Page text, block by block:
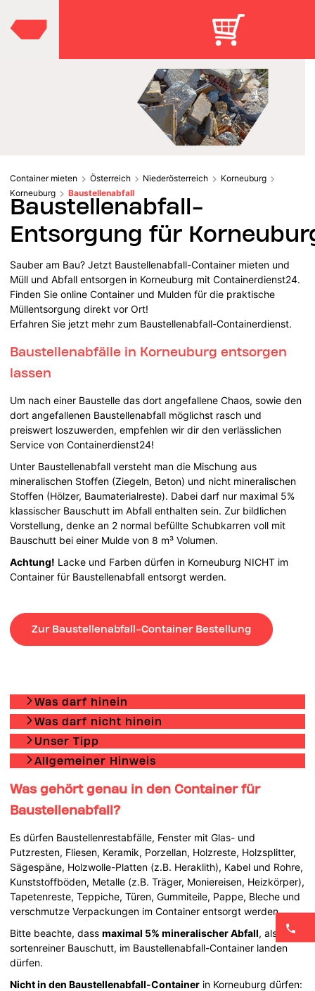
Container mieten Österreich Niederösterreich
Korneuburg
Korneuburg
Baustellenabfall
Baustellenabfall-
Entsorgung für
Sauber am Bau? Jetzt Baustellenabfall-Container mieten und
Müll und Abfall entsorgen in Korneuburg mit Containerdienst24.
Finden Sie online Container und Mulden für die praktische
Müllentsorgung direkt vor Ort!
Erfahren Sie jetzt mehr zum Baustellenabfall-Containerdienst.
Baustellenabfälle in Korneuburg entsorgen
lassen
Um nach einer Baustelle das dort angefallene Chaos, sowie den
dort angefallenen Baustellenabfall möglichst rasch und
preiswert loszuwerden, empfehlen wir dir den verlässlichen
Service von Containerdienst24!
Unter Baustellenabfall versteht man die Mischung aus
mineralischen Stoffen (Ziegeln, Beton) und nicht mineralischen
Stoffen (Hölzer, Baumaterialreste). Dabei darf nur maximal 5%
klassischer Bauschutt im Abfall enthalten sein. Zur bildlichen
Vorstellung, denke an 2 normal befüllte Schubkarren voll mit
Bauschutt bei einer Mulde von 8 m³ Volumen.
Achtung! Lacke und Farben dürfen in Korneuburg NICHT im
Container für Baustellenabfall entsorgt werden.
Zur Baustellenabfall-Container Bestellung
Was darf hinein
Was darf nicht hinein
Unser Tipp
Allgemeiner Hinweis
Was gehört genau in den Container für
Baustellenabfall?
Es dürfen Baustellenrestabfälle, Fenster mit Glas- und
Putzresten, Fliesen, Keramik, Porzellan, Holzreste, Holzsplitter,
Sägespäne, Holzwolle-Platten (z.B. Heraklith), Kabel und Rohre,
Kunststoffböden, Metalle (z.B. Träger, Moniereisen, Heizkörper),
Tapetenreste, Teppiche, Türen, Gummiteile, Pappe, Bleche und
verschmutze Verpackungen im Container entsorgt werden.
Bitte beachte, dassmaximal 5% mineralischer Abfall, also
sortenreiner Bauschutt, im Baustellenabfall-Container landen
dürfen.
Nicht in den Baustellenabfall-Container in Korneuburg dürfen: